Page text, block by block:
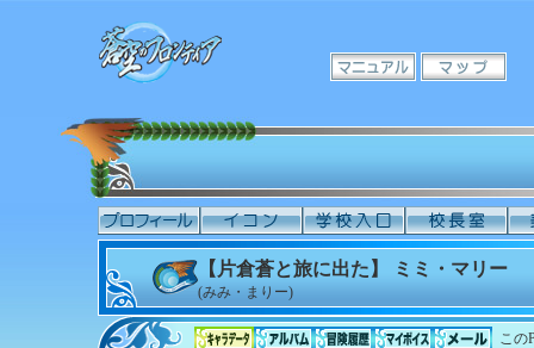
【片倉蒼と旅に出た】 ミミ・マリー
(みみ・まりー)
この